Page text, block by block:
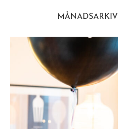
MÅNADSARKIV